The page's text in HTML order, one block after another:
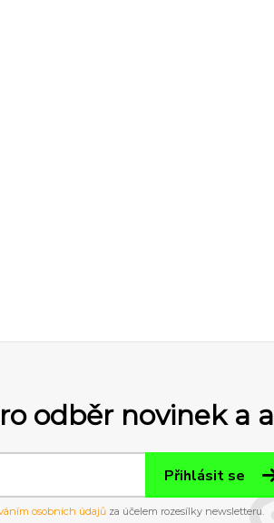
odběr novinek a
Přihlásit se
osobních údajůza účelem rozesílky newsletteru.